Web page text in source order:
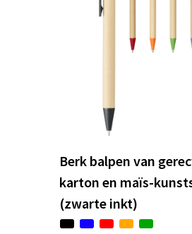
Berk balpen van
karton en maïs-
(zwarte inkt)